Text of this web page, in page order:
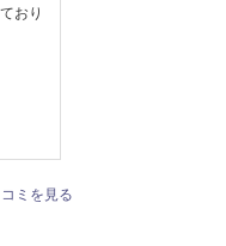
おり
ミを見る